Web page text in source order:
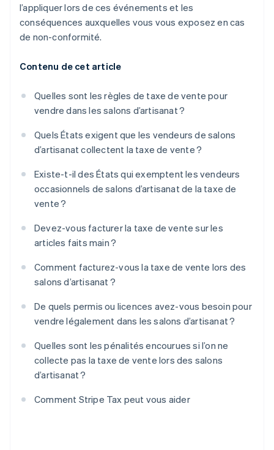
l’appliquer lors de ces événements et les
conséquences auxquelles vous vous exposez en cas
de non-conformité.
Contenu de cet article
Quelles sont les règles de taxe de vente pour
vendre dans les salons d’artisanat ?
Quels États exigent que les vendeurs de salons
d’artisanat collectent la taxe de vente ?
Existe-t-il des États qui exemptent les vendeurs
occasionnels de salons d’artisanat de la taxe de
vente ?
Devez-vous facturer la taxe de vente sur les
articles faits main ?
Comment facturez-vous la taxe de vente lors des
salons d’artisanat ?
De quels permis ou licences avez-vous besoin pour
vendre légalement dans les salons d’artisanat ?
Quelles sont les pénalités encourues si l’on ne
collecte pas la taxe de vente lors des salons
d’artisanat ?
Comment Stripe Tax peut vous aider